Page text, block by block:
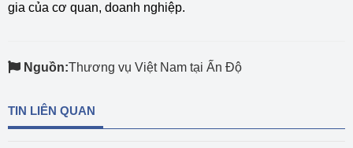
gia của cơ quan, doanh nghiệp.
Nguồn:Thương vụ Việt Nam tại Ấn Độ
TIN LIÊN QUAN